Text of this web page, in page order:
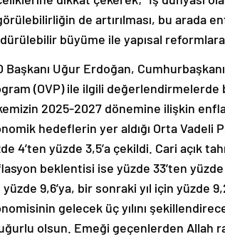
de artırılması, bu arada
büyüme ile yapısal
Başkanı Uğur Erdoğan, Cumhurbaşkanı
(OVP) ile ilgili değerlendirmelerde
2025-2027 dönemine ilişkin
hedeflerin yer aldığı Orta Vadeli
4’ten yüzde 3,5’a çekildi. Cari açık
beklentisi ise yüzde 33’ten
yüzde 9,6’ya, bir sonraki yıl için yüzde
gelecek üç yılını
olsun. Emeği geçenlerden Allah